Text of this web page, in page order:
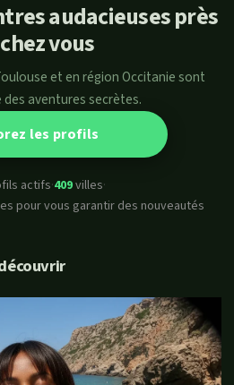
audacieuses près
vous
et en région Occitanie sont
aventures secrètes.
les profils
actifs·409villes·
pour vous garantir des nouveautés